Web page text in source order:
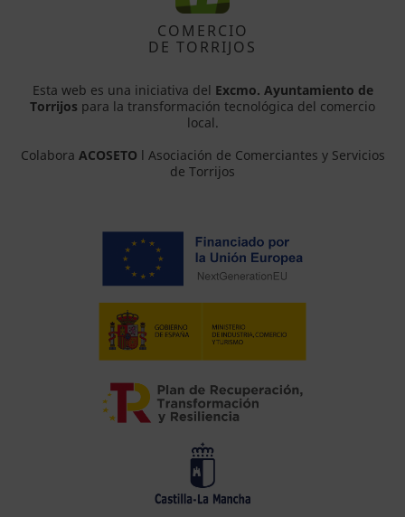
COMERCIO
DE TORRIJOS
Esta web es una iniciativa del Excmo. Ayuntamiento de
Torrijos para la transformación tecnológica del comercio
local.
Colabora ACOSETO l Asociación de Comerciantes y Servicios
de Torrijos